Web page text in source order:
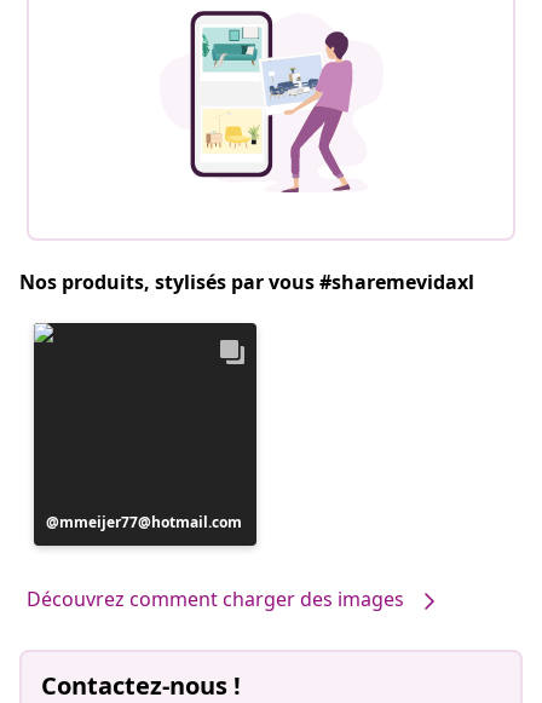
Nos produits, stylisés par vous #sharemevidaxl
Publication
publiée
mmeijer77@hotmail.com
Découvrez comment charger des images
Contactez-nous !